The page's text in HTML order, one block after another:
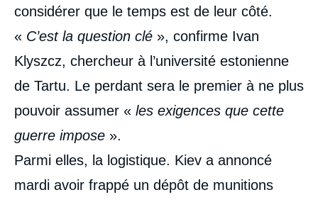
considérer que le temps est de leur côté.
« C’est la question clé », confirme Ivan
Klyszcz, chercheur à l’université estonienne
de Tartu. Le perdant sera le premier à ne plus
pouvoir assumer « les exigences que cette
guerre impose ».
Parmi elles, la logistique. Kiev a annoncé
mardi avoir frappé un dépôt de munitions